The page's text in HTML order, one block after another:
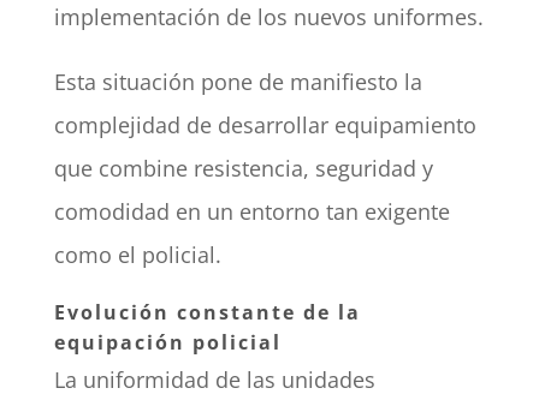
implementación de los nuevos uniformes.
Esta situación pone de manifiesto la
complejidad de desarrollar equipamiento
que combine resistencia, seguridad y
comodidad en un entorno tan exigente
como el policial.
Evolución constante de la
equipación policial
La uniformidad de las unidades